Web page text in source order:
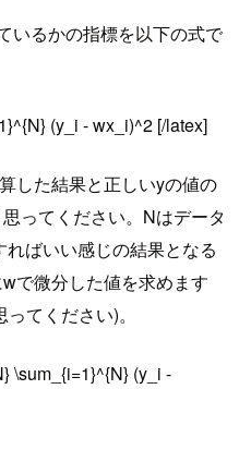
いるかの指標を以下の式で
(y_i - wx_i)^2 [/latex]
した結果と正しいyの値の
ってください。Nはデータ
ばいい感じの結果となる
で微分した値を求めます
てください)。
\sum_{i=1}^{N} (y_i -